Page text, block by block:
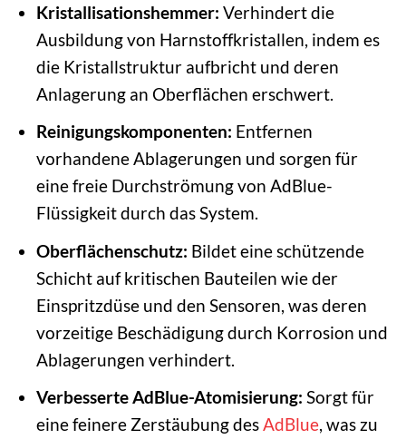
Kristallisationshemmer: Verhindert die
Ausbildung von Harnstoffkristallen, indem es
die Kristallstruktur aufbricht und deren
Anlagerung an Oberflächen erschwert.
Reinigungskomponenten: Entfernen
vorhandene Ablagerungen und sorgen für
eine freie Durchströmung von AdBlue-
Flüssigkeit durch das System.
Oberflächenschutz: Bildet eine schützende
Schicht auf kritischen Bauteilen wie der
Einspritzdüse und den Sensoren, was deren
vorzeitige Beschädigung durch Korrosion und
Ablagerungen verhindert.
Verbesserte AdBlue-Atomisierung: Sorgt für
eine feinere Zerstäubung desAdBlue, was zu